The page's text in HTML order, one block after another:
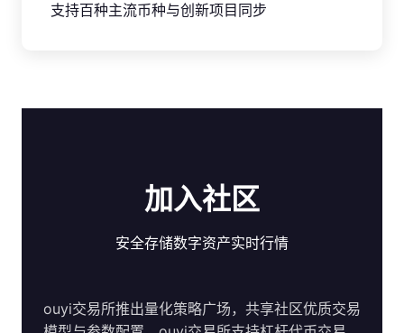
支持百种主流币种与创新项目同步
加入社区
安全存储数字资产实时行情
ouyi交易所推出量化策略广场，共享社区优质交易